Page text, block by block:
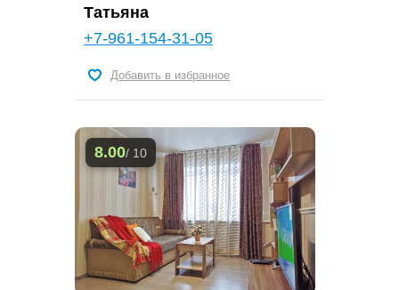
Татьяна
+7-961-154-31-05
Добавить в избранное
8.00/ 10